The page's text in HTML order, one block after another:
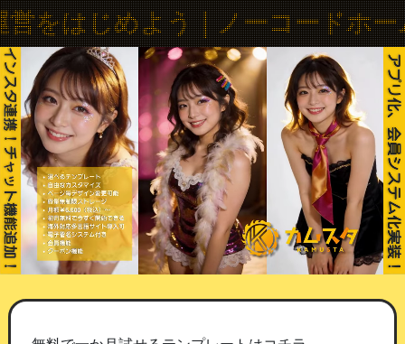
カムスタ｜ノーコードホーム
よう｜ノーコードホームページ